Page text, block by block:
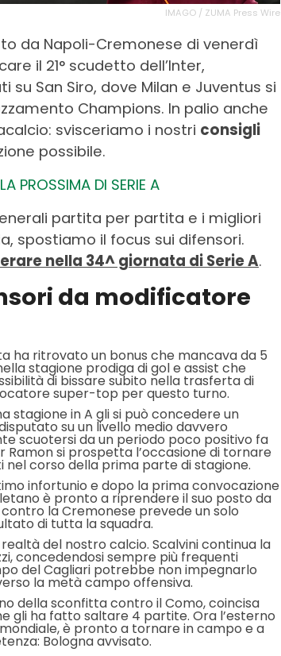
IMAGO / ZUMA Press Wire
da Napoli-Cremonese di venerdì
il 21° scudetto dell’Inter,
San Siro, dove Milan e Juventus si
Champions. In palio anche
svisceriamo i nostri consigli
possibile.
PROSSIMA DI SERIE A
partita per partita e i migliori
spostiamo il focus sui difensori.
nella 34^ giornata di Serie A.
da modificatore
ha ritrovato un bonus che mancava da 5
stagione prodiga di gol e assist che
di bissare subito nella trasferta di
super-top per questo turno.
stagione in A gli si può concedere un
su un livello medio davvero
scuotersi da un periodo poco positivo fa
si prospetta l’occasione di tornare
corso della prima parte di stagione.
infortunio e dopo la prima convocazione
è pronto a riprendere il suo posto da
la Cremonese prevede un solo
di tutta la squadra.
del nostro calcio. Scalvini continua la
concedendosi sempre più frequenti
del Cagliari potrebbe non impegnarlo
la metà campo offensiva.
della sconfitta contro il Como, coincisa
gli ha fatto saltare 4 partite. Ora l’esterno
è pronto a tornare in campo e a
Bologna avvisato.